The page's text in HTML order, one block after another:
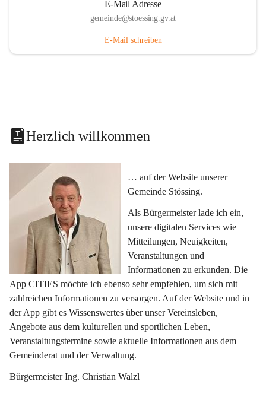
E-Mail Adresse
gemeinde@stoessing.gv.at
E-Mail schreiben
Herzlich willkommen
… auf der Website unserer
Gemeinde Stössing.
Als Bürgermeister lade ich ein,
unsere digitalen Services wie
Mitteilungen, Neuigkeiten,
Veranstaltungen und
Informationen zu erkunden. Die
App CITIES möchte ich ebenso sehr empfehlen, um sich mit
zahlreichen Informationen zu versorgen. Auf der Website und in
der App gibt es Wissenswertes über unser Vereinsleben,
Angebote aus dem kulturellen und sportlichen Leben,
Veranstaltungstermine sowie aktuelle Informationen aus dem
Gemeinderat und der Verwaltung.
Bürgermeister Ing. Christian Walzl